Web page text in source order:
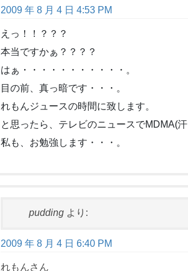
2009 年 8 月 4 日 4:53 PM
えっ！！？？？
本当ですかぁ？？？？
はぁ・・・・・・・・・・・。
目の前、真っ暗です・・・。
れもんジュースの時間に致します。
と思ったら、テレビのニュースでMDMA(
私も、お勉強します・・・。
pudding より:
2009 年 8 月 4 日 6:40 PM
れもんさん